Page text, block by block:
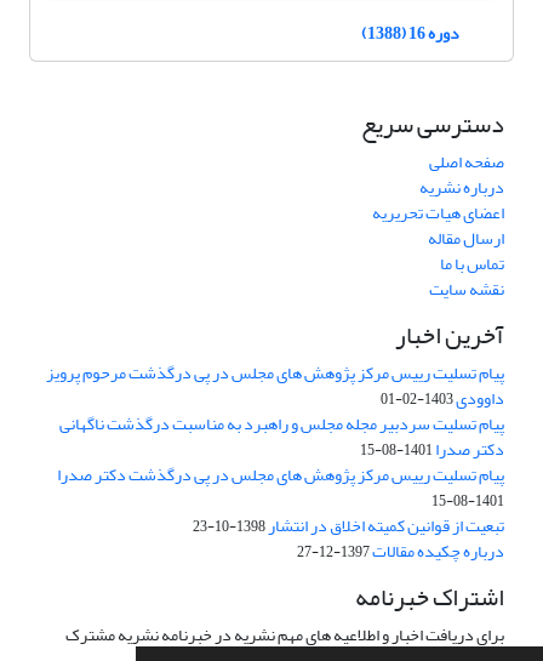
دوره 16 (1388)
دسترسی سریع
صفحه اصلی
درباره نشریه
اعضای هیات تحریریه
ارسال مقاله
تماس با ما
نقشه سایت
آخرین اخبار
پیام تسلیت رییس مرکز پژوهش های مجلس در پی درگذشت مرحوم پرویز
داوودی1403-02-01
پیام تسلیت سردبیر مجله مجلس و راهبرد به مناسبت درگذشت ناگهانی
دکتر صدرا1401-08-15
پیام تسلیت رییس مرکز پژوهش های مجلس در پی درگذشت دکتر صدرا
1401-08-15
تبعیت از قوانین کمیته اخلاق در انتشار1398-10-23
درباره چکیده مقالات1397-12-27
اشتراک خبرنامه
برای دریافت اخبار و اطلاعیه های مهم نشریه در خبرنامه نشریه مشترک